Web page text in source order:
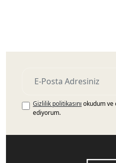
Gizlilik politikasını okudum ve
ediyorum.